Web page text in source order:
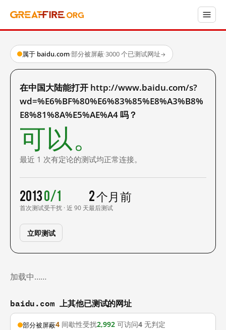
属于 baidu.com·部分被屏蔽·3000 个已测试网址→
在中国大陆能打开 http://www.baidu.com/s?
wd=%E6%BF%80%E6%83%85%E8%A3%B8%
E8%81%8A%E5%AE%A4 吗？
可以。
最近 1 次有定论的测试均正常连接。
2013
首次测试
0/1
受干扰 · 近 90 天
2 个月前
最后测试
立即测试
加载中……
baidu.com 上其他已测试的网址
部分被屏蔽4 间歇性受扰2,992 可访问4 无判定